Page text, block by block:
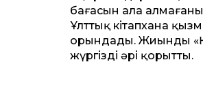
бағасын ала
Ұлттық кітапхана
орындады. Жиынды
жүргізді әрі қорытты.